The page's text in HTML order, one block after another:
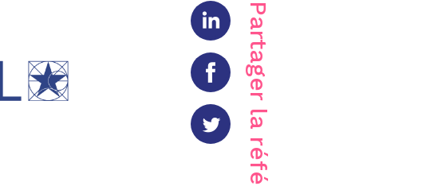
Partager la référence